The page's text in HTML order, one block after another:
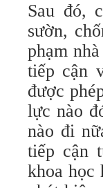
Sau đó,
sườn,
phạm
tiếp cận
được
lực nào
nào đi
tiếp cận
khoa học